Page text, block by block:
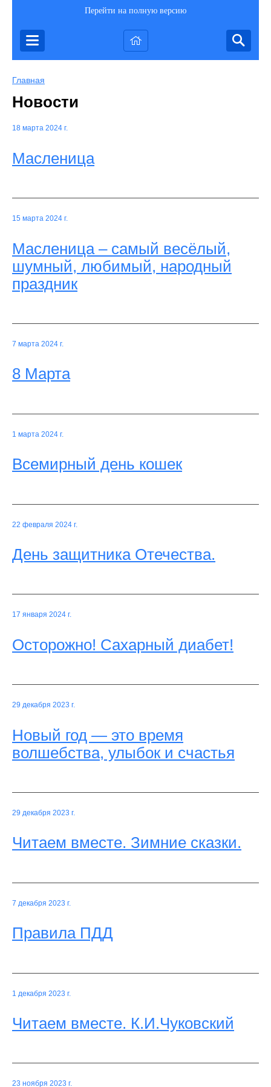
Перейти на полную версию
Главная
Новости
18 марта 2024 г.
Масленица
15 марта 2024 г.
Масленица – самый весёлый,
шумный, любимый, народный
праздник
7 марта 2024 г.
8 Марта
1 марта 2024 г.
Всемирный день кошек
22 февраля 2024 г.
День защитника Отечества.
17 января 2024 г.
Осторожно! Сахарный диабет!
29 декабря 2023 г.
Новый год — это время
волшебства, улыбок и счастья
29 декабря 2023 г.
Читаем вместе. Зимние сказки.
7 декабря 2023 г.
Правила ПДД
1 декабря 2023 г.
Читаем вместе. К.И.Чуковский
23 ноября 2023 г.